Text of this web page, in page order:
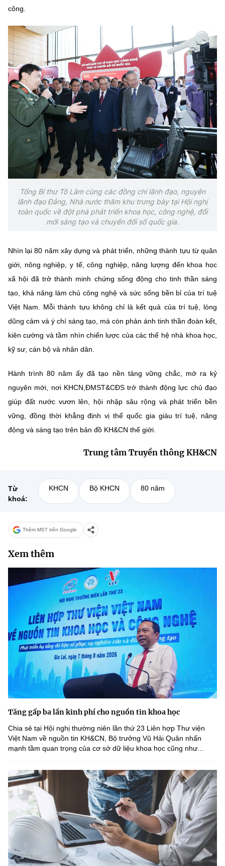
công.
Tổng Bí thư Tô Lâm cùng các đồng chí lãnh đạo, nguyên
lãnh đạo Đảng, Nhà nước thăm khu trưng bày tại Hội nghị
toàn quốc về đột phá phát triển khoa học, công nghệ, đổi
mới sáng tạo và chuyển đổi số quốc gia.
Nhìn lại 80 năm xây dựng và phát triển, những thành tựu từ quân
giới, nông nghiệp, y tế, công nghiệp, năng lượng đến khoa học
xã hội đã trở thành minh chứng sống động cho tinh thần sáng
tạo, khả năng làm chủ công nghệ và sức sống bền bỉ của trí tuệ
Việt Nam. Mỗi thành tựu không chỉ là kết quả của trí tuệ, lòng
dũng cảm và ý chí sáng tạo, mà còn phản ánh tinh thần đoàn kết,
kiên cường và tầm nhìn chiến lược của các thế hệ nhà khoa học,
kỹ sư, cán bộ và nhân dân.
Hành trình 80 năm ấy đã tạo nền tảng vững chắc, mở ra kỷ
nguyên mới, nơi KHCN,ĐMST&CĐS trở thành động lực chủ đạo
giúp đất nước vươn lên, hội nhập sâu rộng và phát triển bền
vững, đồng thời khẳng định vị thế quốc gia giàu trí tuệ, năng
động và sáng tạo trên bản đồ KH&CN thế giới.
Trung tâm Truyền thông KH&CN
Từ
khoá:
KHCN Bộ KHCN 80 năm
Thêm MST trên Google
Xem thêm
Tăng gấp ba lần kinh phí cho nguồn tin khoa học
Chia sẻ tại Hội nghị thường niên lần thứ 23 Liên hợp Thư viện
Việt Nam về nguồn tin KH&CN, Bộ trưởng Vũ Hải Quân nhấn
mạnh tầm quan trọng của cơ sở dữ liệu khoa học cũng như...